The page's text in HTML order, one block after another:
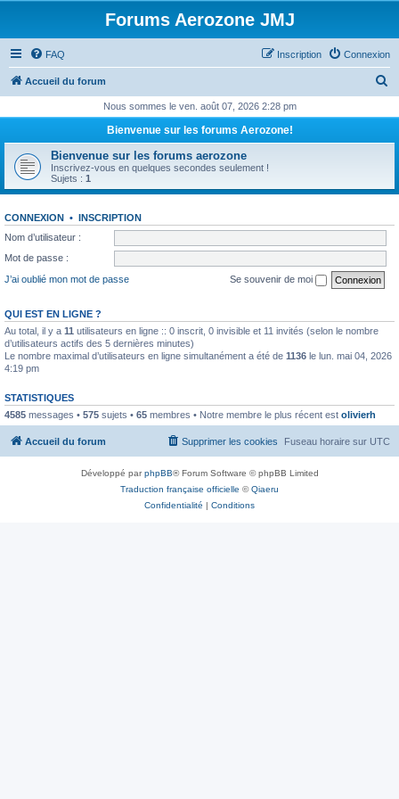
Forums Aerozone JMJ
FAQ Connexion
Inscription
Accueil du forum
h
r
Nous sommes le ven. août 07, 2026 2:28 pm
Bienvenue sur les forums Aerozone!
Bienvenue sur les forums aerozone
Inscrivez-vous en quelques secondes seulement !
Sujets : 1
CONNEXION • INSCRIPTION
Nom d’utilisateur :
Mot de passe :
J’ai oublié mon mot de passe
Se souvenir de moi
QUI EST EN LIGNE ?
Au total, il y a 11 utilisateurs en ligne :: 0 inscrit, 0 invisible et 11 invités (selon le nombre
d’utilisateurs actifs des 5 dernières minutes)
Le nombre maximal d’utilisateurs en ligne simultanément a été de 1136 le lun. mai 04, 2026
4:19 pm
STATISTIQUES
4585 messages • 575 sujets • 65 membres • Notre membre le plus récent est olivierh
Accueil du forum Fuseau horaire sur UTC
Supprimer les cookies
Développé parphpBB® Forum Software © phpBB Limited
Traduction française officielle ©Qiaeru
Confidentialité | Conditions